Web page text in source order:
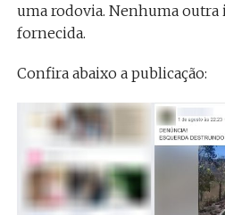
uma rodovia. Nenhuma
fornecida.
Confira abaixo a publicação: